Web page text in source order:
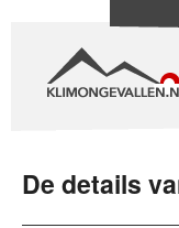
De details